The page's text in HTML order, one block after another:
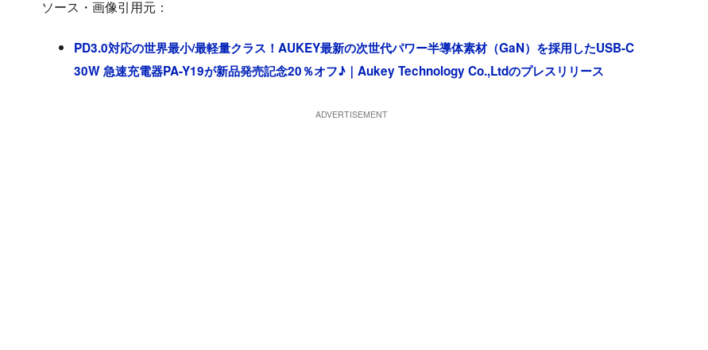
ソース・画像引用元：
PD3.0対応の世界最小/最軽量クラス！AUKEY最新の次世代パワー半導体素材（GaN）を採用したUSB-C
30W 急速充電器PA-Y19が新品発売記念20％オフ♪｜Aukey Technology Co.,Ltdのプレスリリース